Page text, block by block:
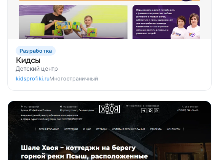
Разработка
Кидсы
Детский центр
kidsprofiki.ruМногостраничный